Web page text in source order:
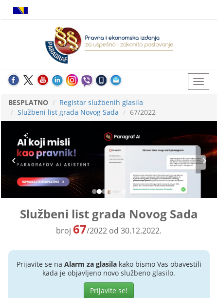
BESPLATNO
Registar službenih glasila
Službeni list grada Novog Sada
67/2022
Službeni list grada Novog Sada
broj67/2022 od 30.12.2022.
Prijavite se na Alarm za glasilakako bismo Vas obavestili
kada je objavljeno novo službeno glasilo.
Prijavite se!